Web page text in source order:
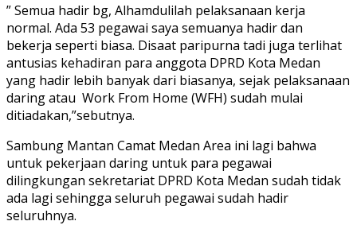
” Semua hadir bg, Alhamdulilah pelaksanaan kerja
normal. Ada 53 pegawai saya semuanya hadir dan
bekerja seperti biasa. Disaat paripurna tadi juga terlihat
antusias kehadiran para anggota DPRD Kota Medan
yang hadir lebih banyak dari biasanya, sejak pelaksanaan
daring atau Work From Home (WFH) sudah mulai
ditiadakan,”sebutnya.
Sambung Mantan Camat Medan Area ini lagi bahwa
untuk pekerjaan daring untuk para pegawai
dilingkungan sekretariat DPRD Kota Medan sudah tidak
ada lagi sehingga seluruh pegawai sudah hadir
seluruhnya.